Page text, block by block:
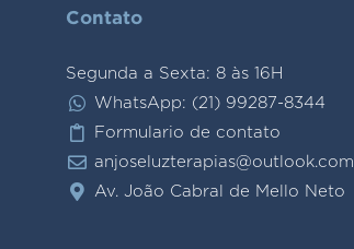
Contato
Segunda a Sexta: 8 às 16H
WhatsApp: (21) 99287-8344
Formulario de contato
anjoseluzterapias@outlook.com
Av. João Cabral de Mello Neto